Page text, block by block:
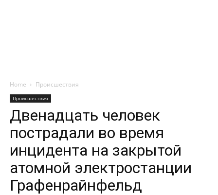
Home Происшествия
Происшествия
Двенадцать человек
пострадали во время
инцидента на закрытой
атомной электростанции
Графенрайнфельд